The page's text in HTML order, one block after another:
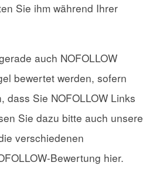
Sie ihm während Ihrer
auch NOFOLLOW
bewertet werden, sofern
dass Sie NOFOLLOW Links
Sie dazu bitte auch unsere
verschiedenen
Bewertung hier.